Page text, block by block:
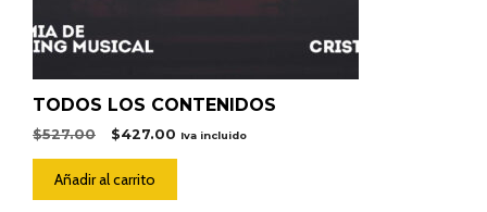
TODOS LOS CONTENIDOS
$527.00
El
era:
$527.00.
$427.00 El
$427.00.
Iva incluido
Añadir al carrito